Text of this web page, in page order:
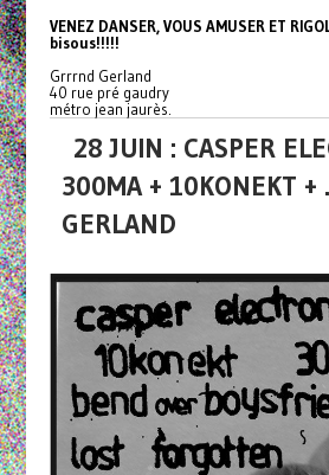
VENEZ DANSER, VOUS AMUSER ET
bisous!!!!!
Grrrnd Gerland
40 rue pré gaudry
métro jean jaurès.
28 JUIN : CASPER
300MA + 10KONEKT +
GERLAND